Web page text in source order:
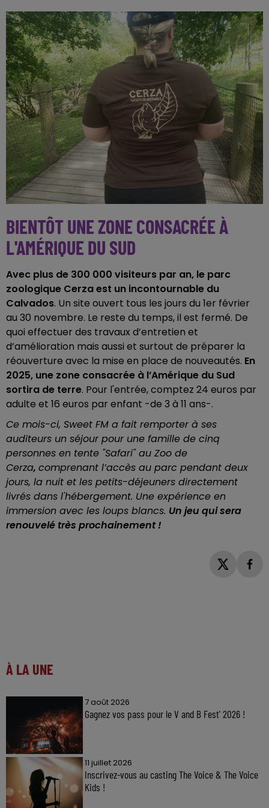
BIENTÔT UNE ZONE CONSACRÉE À
L'AMÉRIQUE DU SUD
Avec plus de 300 000 visiteurs par an, le parc
zoologique Cerza est un incontournable du
Calvados. Un site ouvert tous les jours du 1er février
au 30 novembre. Le reste du temps, il est fermé. De
quoi effectuer des travaux d’entretien et
d’amélioration mais aussi et surtout de préparer la
réouverture avec la mise en place de nouveautés. En
2025, une zone consacrée à l’Amérique du Sud
sortira de terre. Pour l'entrée, comptez 24 euros par
adulte et 16 euros par enfant -de 3 à 11 ans-.
Ce mois-ci, Sweet FM a fait remporter à ses
auditeurs un séjour pour une famille de cinq
personnes en tente "Safari" au Zoo de
Cerza, comprenant l’accès au parc pendant deux
jours, la nuit et les petits-déjeuners directement
livrés dans l'hébergement. Une expérience en
immersion avec les loups blancs. Un jeu qui sera
renouvelé très prochainement !
À LA UNE
7 août 2026
Gagnez vos pass pour le V and B Fest' 2026 !
11 juillet 2026
Inscrivez-vous au casting The Voice & The Voice
Kids !